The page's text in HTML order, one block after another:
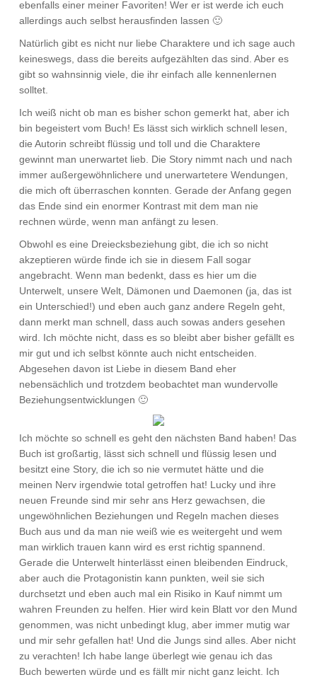
ebenfalls einer meiner Favoriten! Wer er ist werde ich euch
allerdings auch selbst herausfinden lassen 🙂
Natürlich gibt es nicht nur liebe Charaktere und ich sage auch
keineswegs, dass die bereits aufgezählten das sind. Aber es
gibt so wahnsinnig viele, die ihr einfach alle kennenlernen
solltet.
Ich weiß nicht ob man es bisher schon gemerkt hat, aber ich
bin begeistert vom Buch! Es lässt sich wirklich schnell lesen,
die Autorin schreibt flüssig und toll und die Charaktere
gewinnt man unerwartet lieb. Die Story nimmt nach und nach
immer außergewöhnlichere und unerwartetere Wendungen,
die mich oft überraschen konnten. Gerade der Anfang gegen
das Ende sind ein enormer Kontrast mit dem man nie
rechnen würde, wenn man anfängt zu lesen.
Obwohl es eine Dreiecksbeziehung gibt, die ich so nicht
akzeptieren würde finde ich sie in diesem Fall sogar
angebracht. Wenn man bedenkt, dass es hier um die
Unterwelt, unsere Welt, Dämonen und Daemonen (ja, das ist
ein Unterschied!) und eben auch ganz andere Regeln geht,
dann merkt man schnell, dass auch sowas anders gesehen
wird. Ich möchte nicht, dass es so bleibt aber bisher gefällt es
mir gut und ich selbst könnte auch nicht entscheiden.
Abgesehen davon ist Liebe in diesem Band eher
nebensächlich und trotzdem beobachtet man wundervolle
Beziehungsentwicklungen 🙂
Ich möchte so schnell es geht den nächsten Band haben! Das
Buch ist großartig, lässt sich schnell und flüssig lesen und
besitzt eine Story, die ich so nie vermutet hätte und die
meinen Nerv irgendwie total getroffen hat! Lucky und ihre
neuen Freunde sind mir sehr ans Herz gewachsen, die
ungewöhnlichen Beziehungen und Regeln machen dieses
Buch aus und da man nie weiß wie es weitergeht und wem
man wirklich trauen kann wird es erst richtig spannend.
Gerade die Unterwelt hinterlässt einen bleibenden Eindruck,
aber auch die Protagonistin kann punkten, weil sie sich
durchsetzt und eben auch mal ein Risiko in Kauf nimmt um
wahren Freunden zu helfen. Hier wird kein Blatt vor den Mund
genommen, was nicht unbedingt klug, aber immer mutig war
und mir sehr gefallen hat! Und die Jungs sind alles. Aber nicht
zu verachten! Ich habe lange überlegt wie genau ich das
Buch bewerten würde und es fällt mir nicht ganz leicht. Ich